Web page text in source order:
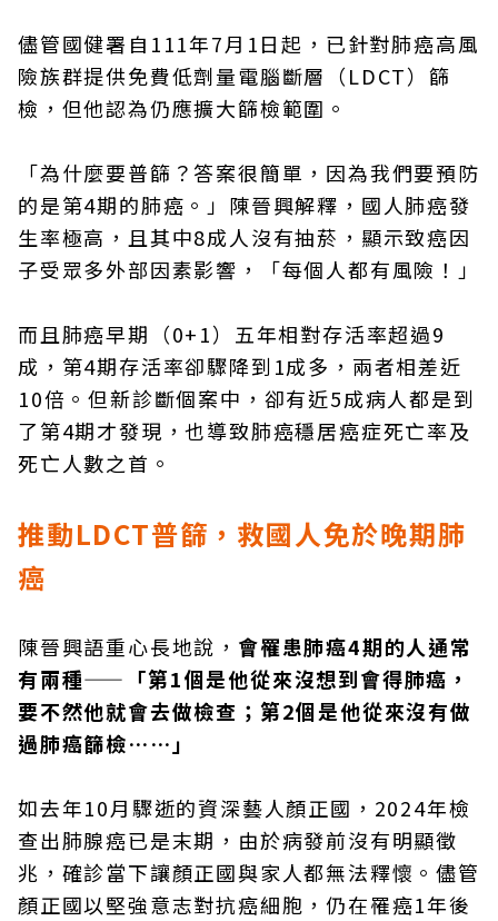
儘管國健署自111年7月1日起，已針對肺癌高風
險族群提供免費低劑量電腦斷層（LDCT）篩
檢，但他認為仍應擴大篩檢範圍。
「為什麼要普篩？答案很簡單，因為我們要預防
的是第4期的肺癌。」陳晉興解釋，國人肺癌發
生率極高，且其中8成人沒有抽菸，顯示致癌因
子受眾多外部因素影響，「每個人都有風險！」
而且肺癌早期（0+1）五年相對存活率超過9
成，第4期存活率卻驟降到1成多，兩者相差近
10倍。但新診斷個案中，卻有近5成病人都是到
了第4期才發現，也導致肺癌穩居癌症死亡率及
死亡人數之首。
推動LDCT普篩，救國人免於晚期肺
癌
陳晉興語重心長地說， 會罹患肺癌4期的人通常
有兩種——「第1個是他從來沒想到會得肺癌，
要不然他就會去做檢查；第2個是他從來沒有做
過肺癌篩檢……」
如去年10月驟逝的資深藝人顏正國，2024年檢
查出肺腺癌已是末期，由於病發前沒有明顯徵
兆，確診當下讓顏正國與家人都無法釋懷。儘管
顏正國以堅強意志對抗癌細胞，仍在罹癌1年後